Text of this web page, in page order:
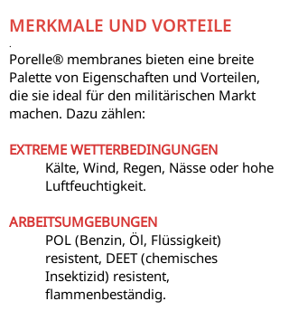
MERKMALE UND VORTEILE
.
Porelle® membranes bieten eine breite
Palette von Eigenschaften und Vorteilen,
die sie ideal für den militärischen Markt
machen. Dazu zählen:
EXTREME WETTERBEDINGUNGEN
Kälte, Wind, Regen, Nässe oder hohe
Luftfeuchtigkeit.
ARBEITSUMGEBUNGEN
POL (Benzin, Öl, Flüssigkeit)
resistent, DEET (chemisches
Insektizid) resistent,
flammenbeständig.​